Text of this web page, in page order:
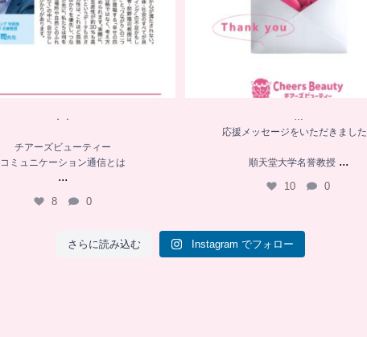
．．
チアーズビューティー
コミュニケーション通信とは
...
8 0
…
応援メッセージをいただきました
順天堂大学名誉教授 ...
10 0
さらに読み込む Instagram でフォロー